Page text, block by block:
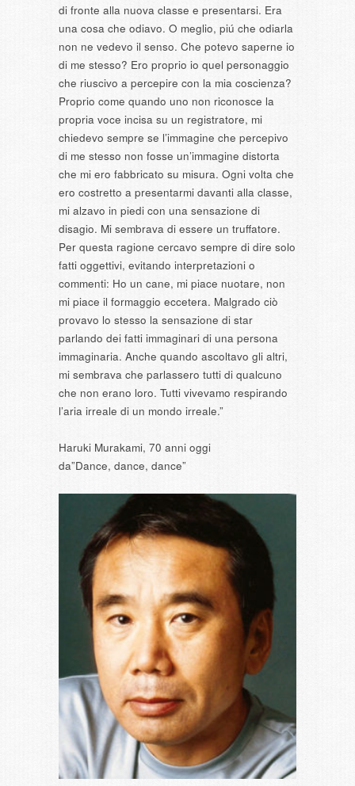
di fronte alla nuova classe e presentarsi. Era
una cosa che odiavo. O meglio, piú che odiarla
non ne vedevo il senso. Che potevo saperne io
di me stesso? Ero proprio io quel personaggio
che riuscivo a percepire con la mia coscienza?
Proprio come quando uno non riconosce la
propria voce incisa su un registratore, mi
chiedevo sempre se l’immagine che percepivo
di me stesso non fosse un’immagine distorta
che mi ero fabbricato su misura. Ogni volta che
ero costretto a presentarmi davanti alla classe,
mi alzavo in piedi con una sensazione di
disagio. Mi sembrava di essere un truffatore.
Per questa ragione cercavo sempre di dire solo
fatti oggettivi, evitando interpretazioni o
commenti: Ho un cane, mi piace nuotare, non
mi piace il formaggio eccetera. Malgrado ciò
provavo lo stesso la sensazione di star
parlando dei fatti immaginari di una persona
immaginaria. Anche quando ascoltavo gli altri,
mi sembrava che parlassero tutti di qualcuno
che non erano loro. Tutti vivevamo respirando
l’aria irreale di un mondo irreale.”
Haruki Murakami, 70 anni oggi
da”Dance, dance, dance”